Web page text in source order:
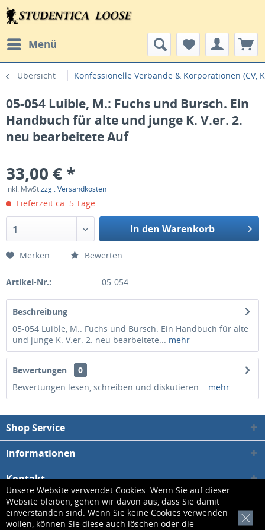
Unsere Website verwendet Cookies. Wenn Sie auf dieser
Website bleiben, gehen wir davon aus, dass Sie damit
einverstanden sind. Wenn Sie keine Cookies verwenden
wollen, können Sie diese auch löschen oder die
[x]
Menü
Übersicht Konfessionelle Verbände & Korporationen (CV,
05-054 Luible, M.: Fuchs und Bursch. Ein
Handbuch für alte und junge K. V.er. 2.
neu bearbeitete Auf
33,00 € *
inkl. MwSt.zzgl. Versandkosten
Lieferzeit ca. 5 Tage
1 In den Warenkorb
Merken Bewerten
Artikel-Nr.: 05-054
Beschreibung
05-054 Luible, M.: Fuchs und Bursch. Ein Handbuch für alte
und junge K. V.er. 2. neu bearbeitete... mehr
Bewertungen
0
Bewertungen lesen, schreiben und diskutieren... mehr
Shop Service
Informationen
Kontakt
* Alle Preise inkl. gesetzl. Mehrwertsteuer zzgl.Versandkosten, wenn nicht
anders beschrieben